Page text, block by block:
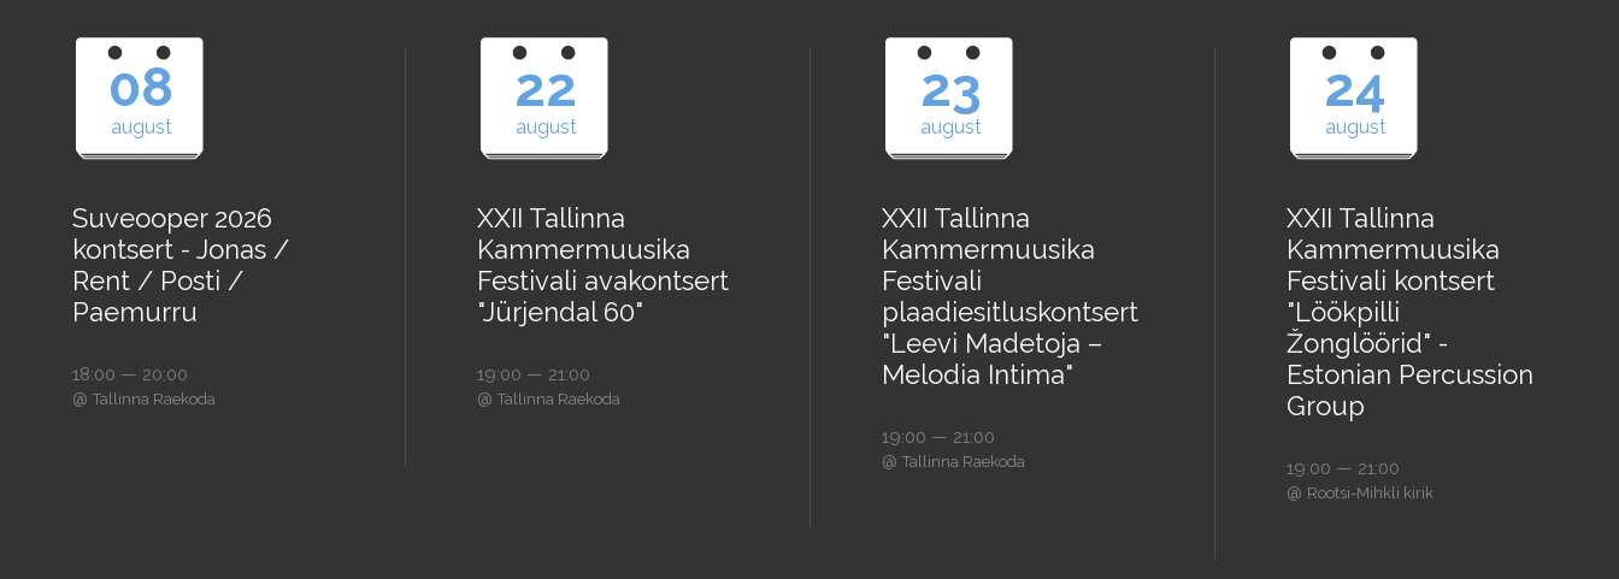
08
august
Suveooper 2026
kontsert - Jonas /
Rent / Posti /
Paemurru
18:00 — 20:00
@ Tallinna Raekoda
22
august
XXII Tallinna
Kammermuusika
Festivali avakontsert
"Jürjendal 60"
19:00 — 21:00
@ Tallinna Raekoda
23
august
XXII Tallinna
Kammermuusika
Festivali
plaadiesitluskontsert
"Leevi Madetoja –
Melodia Intima"
19:00 — 21:00
@ Tallinna Raekoda
24
august
XXII Tallinna
Kammermuusika
Festivali kontsert
"Löökpilli
Žonglöörid" -
Estonian Percussion
Group
19:00 — 21:00
@ Rootsi-Mihkli kirik